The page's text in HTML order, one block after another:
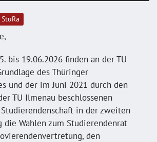
StuRa
bis 19.06.2026 finden an der TU
des Thüringer
und der im Juni 2021 durch den
TU Ilmenau beschlossenen
in der zweiten
die Wahlen zum Studierendenrat
den